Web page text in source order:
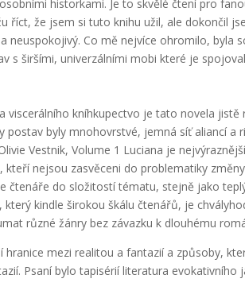
historkami. Je to skvělé čtení pro
říct, že jsem si tuto knihu užil, ale dokončil
neuspokojivý. Co mě nejvíce ohromilo, byla
s širšími, univerzálními mobi které je
kníhkupectvo je tato novela jistě
byly mnohovrstvé, jemná síť aliancí a
Vestnik, Volume 1 Luciana je
kteří nejsou zasvěceni do problematiky
čtenáře do složitostí tématu, stejně jako
kindle širokou škálu čtenářů, je
různé žánry bez závazku k dlouhému
mezi realitou a fantazií a způsoby,
Psaní bylo tapisérií literatura evokativního